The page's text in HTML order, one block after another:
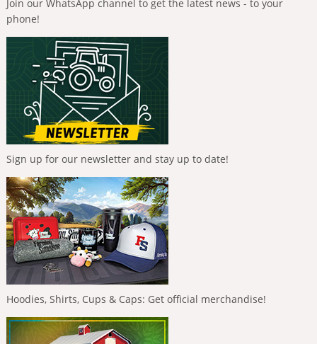
Join our WhatsApp channel to get the latest news - to your
phone!
Sign up for our newsletter and stay up to date!
Hoodies, Shirts, Cups & Caps: Get official merchandise!